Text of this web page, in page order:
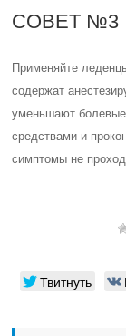
СОВЕТ №3
Применяйте
содержат
уменьшают
средствами и
симптомы не
Твитнуть